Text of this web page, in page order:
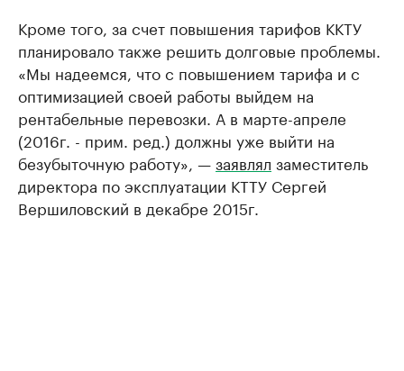
Кроме того, за счет повышения тарифов ККТУ
планировало также решить долговые проблемы.
«Мы надеемся, что с повышением тарифа и с
оптимизацией своей работы выйдем на
рентабельные перевозки. А в марте-апреле
(2016г. - прим. ред.) должны уже выйти на
безубыточную работу», —заявлял заместитель
директора по эксплуатации КТТУ Сергей
Вершиловский в декабре 2015г.